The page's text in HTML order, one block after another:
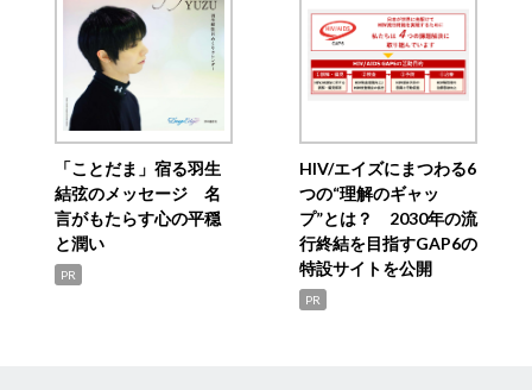
「ことだま」宿る羽生
結弦のメッセージ 名
言がもたらす心の平穏
と潤い
PR
HIV/エイズにまつわる6
つの“理解のギャッ
プ”とは？ 2030年の流
行終結を目指すGAP6の
特設サイトを公開
PR